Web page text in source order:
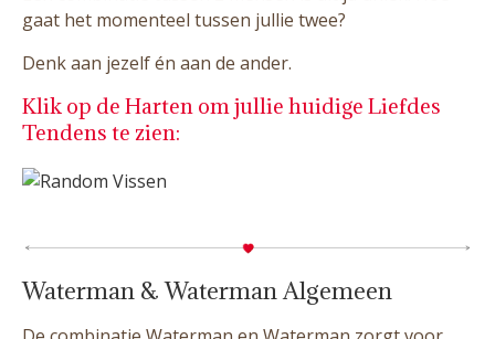
gaat het momenteel tussen jullie twee?
Denk aan jezelf én aan de ander.
Klik op de Harten om jullie huidige Liefdes
Tendens te zien:
Waterman & Waterman Algemeen